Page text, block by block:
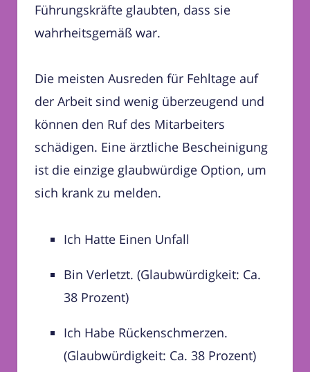
Führungskräfte glaubten, dass sie
wahrheitsgemäß war.
Die meisten Ausreden für Fehltage auf
der Arbeit sind wenig überzeugend und
können den Ruf des Mitarbeiters
schädigen. Eine ärztliche Bescheinigung
ist die einzige glaubwürdige Option, um
sich krank zu melden.
Ich Hatte Einen Unfall
Bin Verletzt. (Glaubwürdigkeit: Ca.
38 Prozent)
Ich Habe Rückenschmerzen.
(Glaubwürdigkeit: Ca. 38 Prozent)